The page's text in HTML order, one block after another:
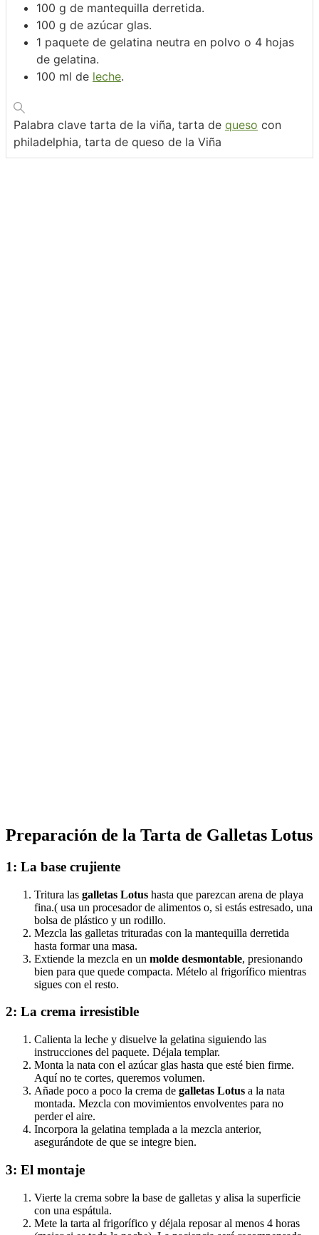
100 g de mantequilla derretida.
100 g de azúcar glas.
1 paquete de gelatina neutra en polvo o 4 hojas
de gelatina.
100 ml de leche.
Palabra clave tarta de la viña, tarta de queso con
philadelphia, tarta de queso de la Viña
Preparación de la Tarta de Galletas Lotus
1: La base crujiente
Tritura las galletas Lotus hasta que parezcan arena de playa
fina.( usa un procesador de alimentos o, si estás estresado, una
bolsa de plástico y un rodillo.
Mezcla las galletas trituradas con la mantequilla derretida
hasta formar una masa.
Extiende la mezcla en un molde desmontable, presionando
bien para que quede compacta. Mételo al frigorífico mientras
sigues con el resto.
2: La crema irresistible
Calienta la leche y disuelve la gelatina siguiendo las
instrucciones del paquete. Déjala templar.
Monta la nata con el azúcar glas hasta que esté bien firme.
Aquí no te cortes, queremos volumen.
Añade poco a poco la crema de galletas Lotus a la nata
montada. Mezcla con movimientos envolventes para no
perder el aire.
Incorpora la gelatina templada a la mezcla anterior,
asegurándote de que se integre bien.
3: El montaje
Vierte la crema sobre la base de galletas y alisa la superficie
con una espátula.
Mete la tarta al frigorífico y déjala reposar al menos 4 horas